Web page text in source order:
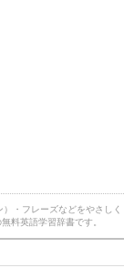
・フレーズなどをやさしく
料英語学習辞書です。